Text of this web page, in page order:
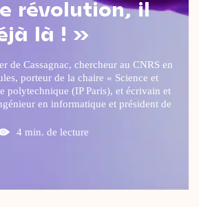
3,14
révolution, il
là ! »
de Cassagnac, chercheur au CNRS en
porteur de la chaire « Science et
polytechnique (IP Paris), et écrivain et
en informatique et président de
4 min. de lecture